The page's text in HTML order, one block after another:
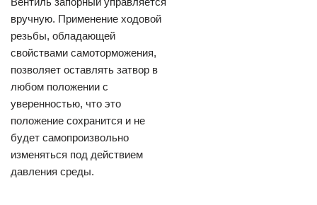
вручную. Применение ходовой
резьбы, обладающей
свойствами самоторможения,
позволяет оставлять затвор в
любом положении с
уверенностью, что это
положение сохранится и не
будет самопроизвольно
изменяться под действием
давления среды.